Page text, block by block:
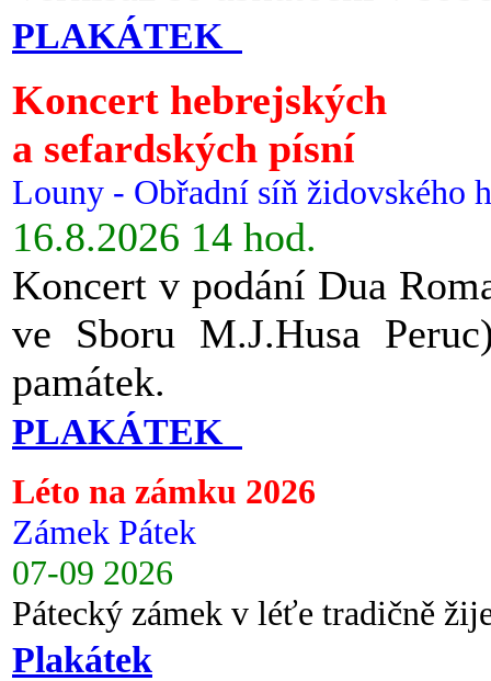
PLAKÁTEK
Koncert hebrejských
a sefardských písní
Louny - Obřadní síň židovského
16.8.2026 14 hod.
Koncert v podání Dua
ve Sboru M.J.Husa
památek.
PLAKÁTEK
Léto na zámku 2026
Zámek Pátek
07-09 2026
Pátecký zámek v léťe tradičně
Plakátek